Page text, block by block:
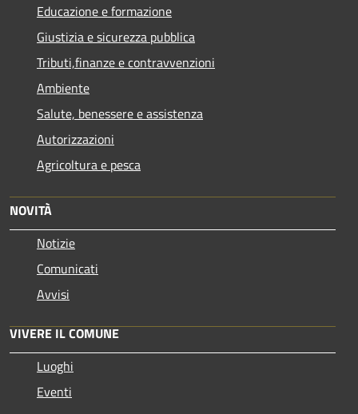
Educazione e formazione
Giustizia e sicurezza pubblica
Tributi,finanze e contravvenzioni
Ambiente
Salute, benessere e assistenza
Autorizzazioni
Agricoltura e pesca
NOVITÀ
Notizie
Comunicati
Avvisi
VIVERE IL COMUNE
Luoghi
Eventi